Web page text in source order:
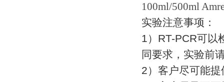
100ml/500ml
实验注意事项：
1） RT-PCR可以
同要求，实验前
2）客户尽可能